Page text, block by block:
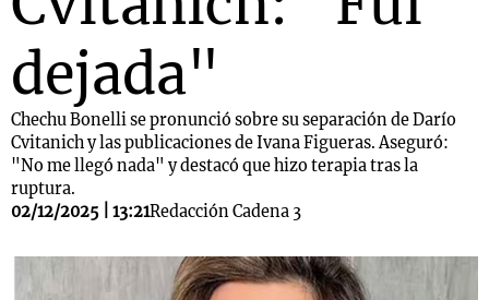
dejada"
Chechu Bonelli se pronunció sobre su separación de Darío
Cvitanich y las publicaciones de Ivana Figueras. Aseguró:
"No me llegó nada" y destacó que hizo terapia tras la
ruptura.
02/12/2025 | 13:21Redacción Cadena 3